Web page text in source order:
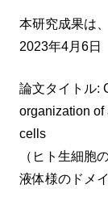
本研究成果は
2023年4月6日
論文タイトル:
organization of
cells
（ヒト生細胞
液体様のドメ